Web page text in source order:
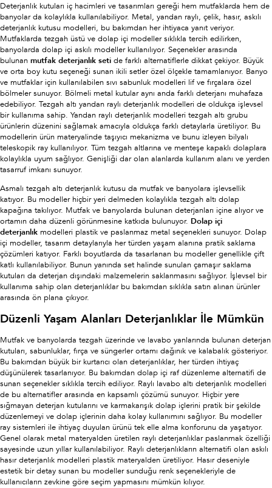
Deterjanlık kutuları iç hacimleri ve tasarımları gereği hem mutfaklarda hem de
banyolar da kolaylıkla kullanılabiliyor. Metal, yandan raylı, çelik, hasır, askılı
deterjanlık kutusu modelleri, bu bakımdan her ihtiyaca yanıt veriyor.
Mutfaklarda tezgah üstü ve dolap içi modeller sıklıkla tercih edilirken,
banyolarda dolap içi askılı modeller kullanılıyor. Seçenekler arasında
bulunan mutfak deterjanlık seti de farklı alternatiflerle dikkat çekiyor. Büyük
ve orta boy kutu seçeneği sunan ikili setler özel ölçekle tamamlanıyor. Banyo
ve mutfaklar için kullanılabilen sıvı sabunluk modelleri lif ve fırçalara özel
bölmeler sunuyor. Bölmeli metal kutular aynı anda farklı deterjanı muhafaza
edebiliyor. Tezgah altı yandan raylı deterjanlık modelleri de oldukça işlevsel
bir kullanıma sahip. Yandan raylı deterjanlık modelleri tezgah altı grubu
ürünlerin düzenini sağlamak amacıyla oldukça farklı detaylarla üretiliyor. Bu
modellerin ürün materyalinde taşıyıcı mekanizma ve bunu izleyen bilyalı
teleskopik ray kullanılıyor. Tüm tezgah altlarına ve menteşe kapaklı dolaplara
kolaylıkla uyum sağlıyor. Genişliği dar olan alanlarda kullanım alanı ve yerden
tasarruf imkanı sunuyor.
Asmalı tezgah altı deterjanlık kutusu da mutfak ve banyolara işlevsellik
katıyor. Bu modeller hiçbir yeri delmeden kolaylıkla tezgah altı dolap
kapağına takılıyor. Mutfak ve banyolarda bulunan deterjanları içine alıyor ve
ortamın daha düzenli görünmesine katkıda bulunuyor. Dolap içi
deterjanlık modelleri plastik ve paslanmaz metal seçenekleri sunuyor. Dolap
içi modeller, tasarım detaylarıyla her türden yaşam alanına pratik saklama
çözümleri katıyor. Farklı boyutlarda da tasarlanan bu modeller genellikle çift
katlı kullanılabiliyor. Bunun yanında set halinde sunulan çamaşır saklama
kutuları da deterjan dışındaki malzemelerin saklanmasını sağlıyor. İşlevsel bir
kullanıma sahip olan deterjanlıklar bu bakımdan sıklıkla satın alınan ürünler
arasında ön plana çıkıyor.
Düzenli Yaşam Alanları Deterjanlıklar İle Mümkün
Mutfak ve banyolarda tezgah üzerinde ve lavabo yanlarında bulunan deterjan
kutuları, sabunluklar, fırça ve süngerler ortamı dağınık ve kalabalık gösteriyor.
Bu bakımdan büyük bir kurtarıcı olan deterjanlıklar, her türden ihtiyaç
düşünülerek tasarlanıyor. Bu bakımdan dolap içi raf düzenleme alternatifi de
sunan seçenekler sıklıkla tercih ediliyor. Raylı lavabo altı deterjanlık modelleri
de bu alternatifler arasında en kapsamlı çözümü sunuyor. Hiçbir yere
sığmayan deterjan kutularını ve karmakarışık dolap içlerini pratik bir şekilde
düzenlemeyi ve dolap içlerinin daha kolay kullanımını sağlıyor. Bu modeller
ray sistemleri ile ihtiyaç duyulan ürünü tek elle alma konforunu da yaşatıyor.
Genel olarak metal materyalden üretilen raylı deterjanlıklar paslanmak özelliği
sayesinde uzun yıllar kullanılabiliyor. Raylı deterjanlıkların alternatifi olan askılı
hasır deterjanlık modelleri plastik materyalden üretiliyor. Hasır deseniyle
estetik bir detay sunan bu modeller sunduğu renk seçenekleriyle de
kullanıcıların zevkine göre seçim yapmasını mümkün kılıyor.